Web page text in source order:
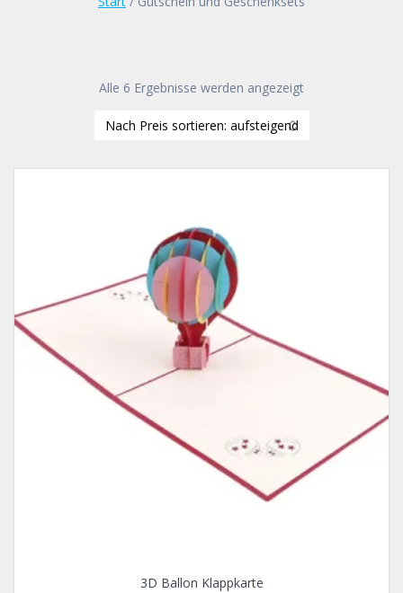
Alle 6 Ergebnisse werden angezeigtNach
3D Ballon Klappkarte